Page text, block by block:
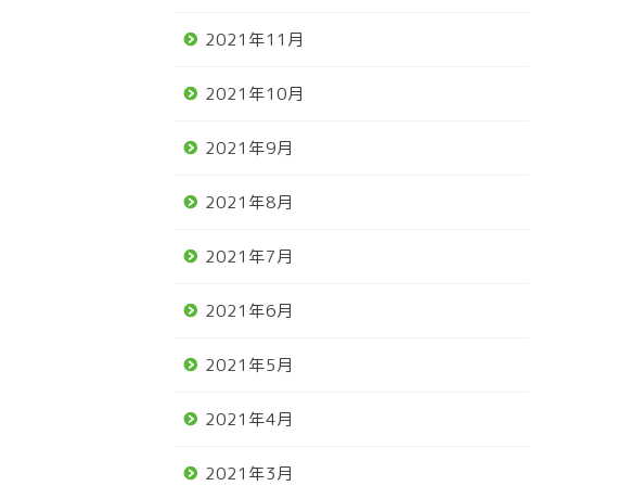
2021年11月
2021年10月
2021年9月
2021年8月
2021年7月
2021年6月
2021年5月
2021年4月
2021年3月